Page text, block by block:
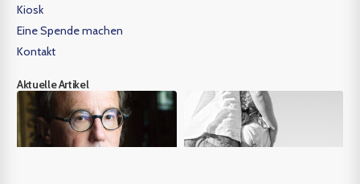
Kiosk
Eine Spende machen
Kontakt
Aktuelle Artikel